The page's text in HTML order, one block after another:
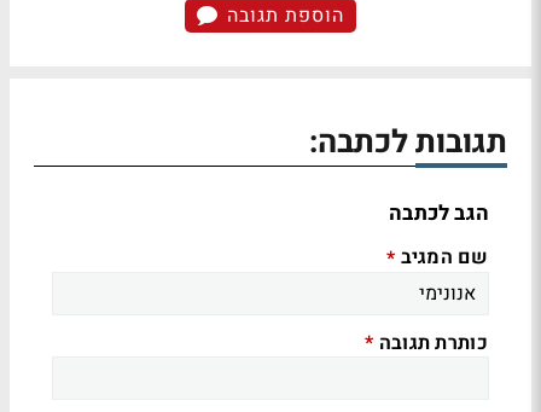
הוספת תגובה
תגובות לכתבה:
הגב לכתבה
שם המגיב *
כותרת תגובה *